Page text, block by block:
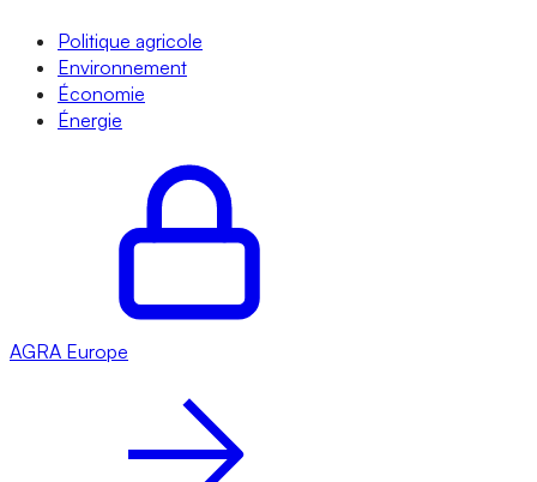
Politique agricole
Environnement
Économie
Énergie
AGRA Europe